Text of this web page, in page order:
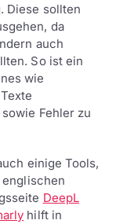
Diese sollten
da
auch
So ist ein
wie
Fehler zu
einige Tools,
DeepL
hilft in